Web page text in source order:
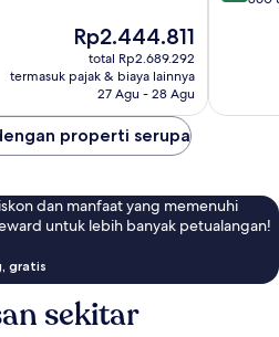
Harga
sekarang
Rp2.444.811
Rp2.444.811
total Rp2.689.292
termasuk pajak & biaya lainnya
27 Agu - 28 Agu
properti serupa
dan manfaat yang memenuhi
untuk lebih banyak petualangan!
gratis
sekitar